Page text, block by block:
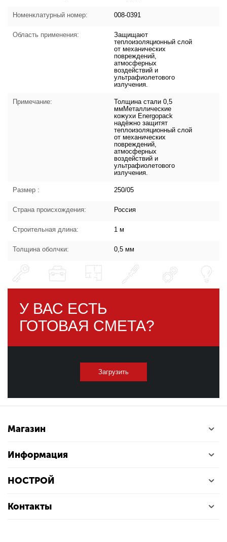
Номенклатурный номер: 008-0391
Область применения:
Защищают
теплоизоляционный слой
от механических
повреждений,
атмосферных
воздействий и
ультрафиолетового
излучения.
Примечание:
Толщина стали 0,5
ммМеталлические
кожухи Energopack
надёжно защитят
теплоизоляционный слой
от механических
повреждений,
атмосферных
воздействий и
ультрафиолетового
излучения.
Размер : 250/05
Страна происхождения: Россия
Строительная длина: 1 м
Толщина оболчки: 0,5 мм
У ВАС ЕСТЬ
ГОТОВАЯ СМЕТА?
Загрузить
Магазин
Информация
НОСТРОЙ
Контакты